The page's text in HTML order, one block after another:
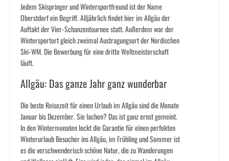
Jedem Skispringer und Wintersportfreund ist der Name
Oberstdorf ein Begriff. Alljährlich findet hier im Allgäu der
Auftakt der Vier-Schanzentournee statt. Außerdem war der
Wintersportort gleich zweimal Austragungsort der Nordischen
Ski-WM. Die Bewerbung für eine dritte Weltmeisterschaft
läuft.
Allgäu: Das ganze Jahr ganz wunderbar
Die beste Reisezeit für einen Urlaub im Allgäu sind die Monate
Januar bis Dezember. Sie lachen? Das ist ganz ernst gemeint.
In den Wintermonaten lockt die Garantie für einen perfekten
Winterurlaub Besucher ins Allgäu, im Frühling und Sommer ist
es die verschwenderisch schöne Natur, die zu Wanderungen